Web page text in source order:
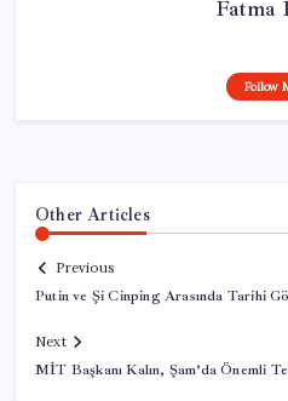
Fatma
Follow
Other Articles
Previous
Putin ve Şi Cinping Arasında Tarihi
Next
MİT Başkanı Kalın, Şam’da Önemli